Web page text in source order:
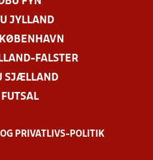
JYLLAND
FALSTER
SJÆLLAND
FUTSAL
PRIVATLIVS-POLITIK